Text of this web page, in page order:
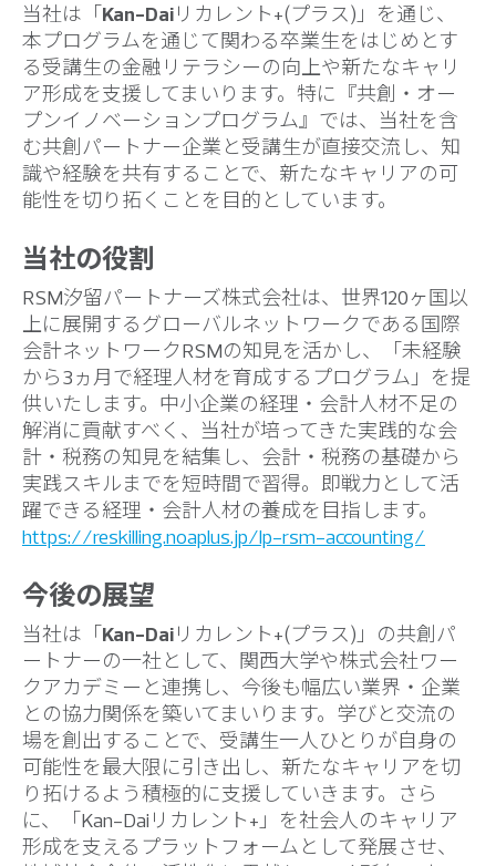
当社は「Kan-Daiリカレント+(プラス)」を通じ、
本プログラムを通じて関わる卒業生をはじめとす
る受講生の金融リテラシーの向上や新たなキャリ
ア形成を支援してまいります。特に『共創・オー
プンイノベーションプログラム』では、当社を含
む共創パートナー企業と受講生が直接交流し、知
識や経験を共有することで、新たなキャリアの可
能性を切り拓くことを目的としています。
当社の役割
RSM汐留パートナーズ株式会社は、世界120ヶ国以
上に展開するグローバルネットワークである国際
会計ネットワークRSMの知見を活かし、「未経験
から3ヵ月で経理人材を育成するプログラム」を提
供いたします。中小企業の経理・会計人材不足の
解消に貢献すべく、当社が培ってきた実践的な会
計・税務の知見を結集し、会計・税務の基礎から
実践スキルまでを短時間で習得。即戦力として活
躍できる経理・会計人材の養成を目指します。
https://reskilling.noaplus.jp/lp-rsm-accounting/
今後の展望
当社は「Kan-Daiリカレント+(プラス)」の共創パ
ートナーの一社として、関西大学や株式会社ワー
クアカデミーと連携し、今後も幅広い業界・企業
との協力関係を築いてまいります。学びと交流の
場を創出することで、受講生一人ひとりが自身の
可能性を最大限に引き出し、新たなキャリアを切
り拓けるよう積極的に支援していきます。さら
に、「Kan-Daiリカレント+」を社会人のキャリア
形成を支えるプラットフォームとして発展させ、